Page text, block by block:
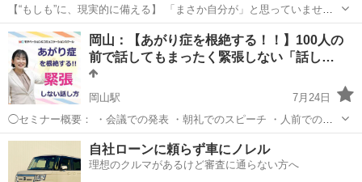
【“もしも”に、現実的に備える】 「まさか自分が」と思っていません
か？ 夜道で後ろから足音が近づいてきたとき—— 駐車場で車に乗ろう
とした瞬間—— 家の前で気を抜いたとき—— その時—— あなたは、
とっさに動けます...
岡山 倉敷市 生活知識 護身
岡山：【あがり症を根絶する！！】100人の
前で話してもまったく緊張しない「話し…
岡山駅
7月24日
◯セミナー概要： ・会議での発表 ・朝礼でのスピーチ ・人前でのプ
レゼン みなさんは、人前で話すときに、緊張して声が震えたり、体が
固くなったり、言いたいことが飛んでしまったりしたことはありませ
んか？ これま...
岡山 岡山市 岡山駅 話し方 あがり症
自社ローンに頼らず車にノレル
理想のクルマがあるけど審査に通らない方へ